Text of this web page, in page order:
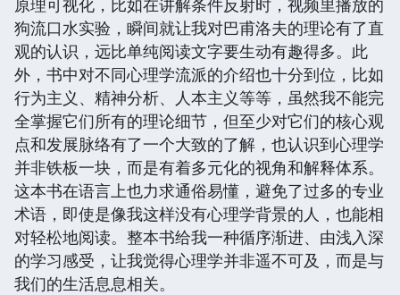
原理可视化，比如在讲解条件反射时，视频里播放的
狗流口水实验，瞬间就让我对巴甫洛夫的理论有了直
观的认识，远比单纯阅读文字要生动有趣得多。此
外，书中对不同心理学流派的介绍也十分到位，比如
行为主义、精神分析、人本主义等等，虽然我不能完
全掌握它们所有的理论细节，但至少对它们的核心观
点和发展脉络有了一个大致的了解，也认识到心理学
并非铁板一块，而是有着多元化的视角和解释体系。
这本书在语言上也力求通俗易懂，避免了过多的专业
术语，即使是像我这样没有心理学背景的人，也能相
对轻松地阅读。整本书给我一种循序渐进、由浅入深
的学习感受，让我觉得心理学并非遥不可及，而是与
我们的生活息息相关。